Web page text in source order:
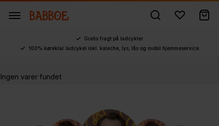
Gratis fragt på ladcykler
100% køreklar ladcykel inkl. kaleche, lys, lås og mobil hjemmeservice
Ingen varer fundet